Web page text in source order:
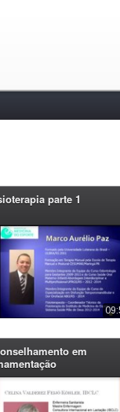
parte 1
em